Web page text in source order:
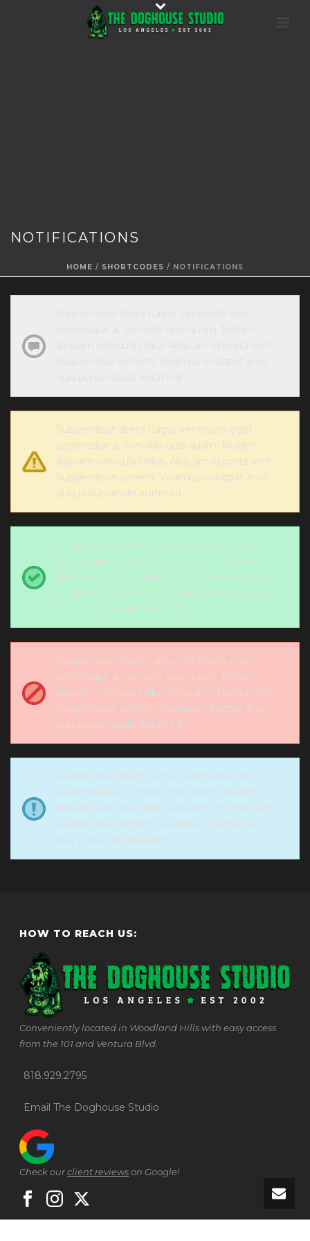
NOTIFICATIONS
HOME / SHORTCODES / NOTIFICATIONS
Suspendisse libero turpis, venenatis eget
scelerisque a, convallis quis quam. Nullam
aliquam vehicula tellus. Aliquam id porta velit.
Suspendisse potenti. Vivamus volutpat arcu
quis purus iaculis euismod.
Suspendisse libero turpis, venenatis eget
scelerisque a, convallis quis quam. Nullam
aliquam vehicula tellus. Aliquam id porta velit.
Suspendisse potenti. Vivamus volutpat arcu
quis purus iaculis euismod.
Suspendisse libero turpis, venenatis eget
scelerisque a, convallis quis quam. Nullam
aliquam vehicula tellus. Aliquam id porta velit.
Suspendisse potenti. Vivamus volutpat arcu
quis purus iaculis euismod.
Suspendisse libero turpis, venenatis eget
scelerisque a, convallis quis quam. Nullam
aliquam vehicula tellus. Aliquam id porta velit.
Suspendisse potenti. Vivamus volutpat arcu
quis purus iaculis euismod.
HOW TO REACH US:
Conveniently located in Woodland Hills with easy access
from the 101 and Ventura Blvd.
818.929.2795
Email The Doghouse Studio
Check ourclient reviewson Google!